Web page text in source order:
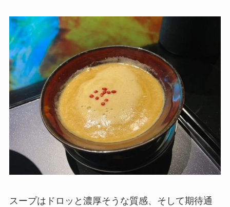
スープはドロッと濃厚そうな質感、そして期待通